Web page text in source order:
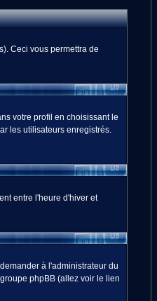
Ceci vous permettra de
votre profil en choisissant le
les utilisateurs enregistrés.
entre l'heure d'hiver et
à l'administrateur du
phpBB (allez voir le lien